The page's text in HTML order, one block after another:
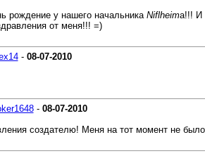
рождение у нашего начальника Niflheimа!!! И
от меня!!! =)
- 08-07-2010
- 08-07-2010
создателю! Меня на тот момент не